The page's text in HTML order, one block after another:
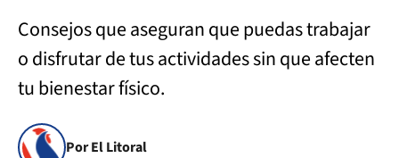
Consejos que aseguran que puedas trabajar
o disfrutar de tus actividades sin que afecten
tu bienestar físico.
Por El Litoral